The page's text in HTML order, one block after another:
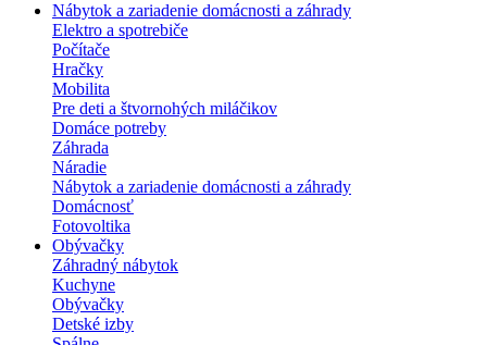
Nábytok a zariadenie domácnosti a záhrady
Elektro a spotrebiče
Počítače
Hračky
Mobilita
Pre deti a štvornohých miláčikov
Domáce potreby
Záhrada
Náradie
Nábytok a zariadenie domácnosti a záhrady
Domácnosť
Fotovoltika
Obývačky
Záhradný nábytok
Kuchyne
Obývačky
Detské izby